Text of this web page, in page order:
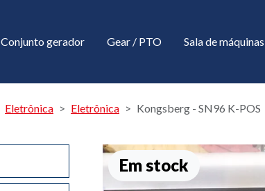
Conjunto gerador Gear / PTO Sala de máquinas
Eletrônica Eletrônica Kongsberg - SN96 K-POS
Em stock